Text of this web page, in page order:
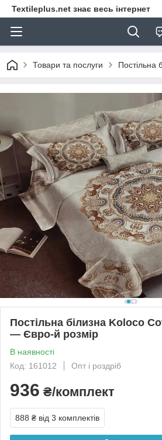
Textileplus.net знає весь інтернет
Товари та послуги Постільна
Постільна білизна Koloco
— Євро-й розмір
В наявності
Код: 161012
Опт і роздріб
936 ₴/комплект
888 ₴ від 3 комплектів